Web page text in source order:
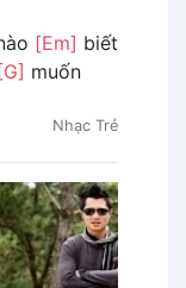
[Em] biết
[G] muốn
Nhạc Trẻ